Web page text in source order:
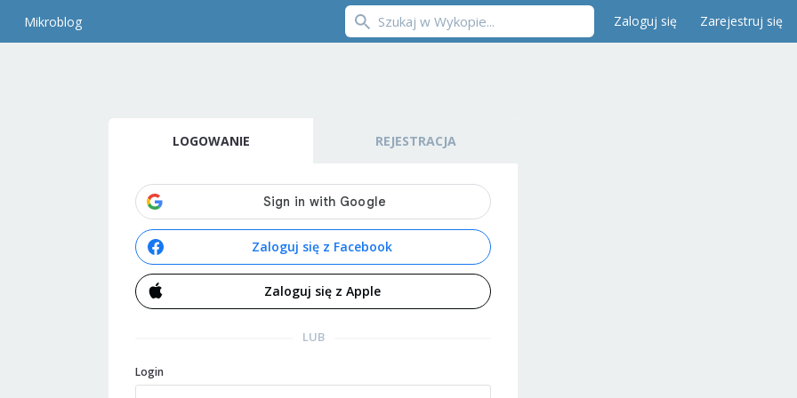
Mikroblog Zaloguj się Zarejestruj się
LOGOWANIE REJESTRACJA
Zaloguj się z Facebook
Zaloguj się z Apple
LUB
Login